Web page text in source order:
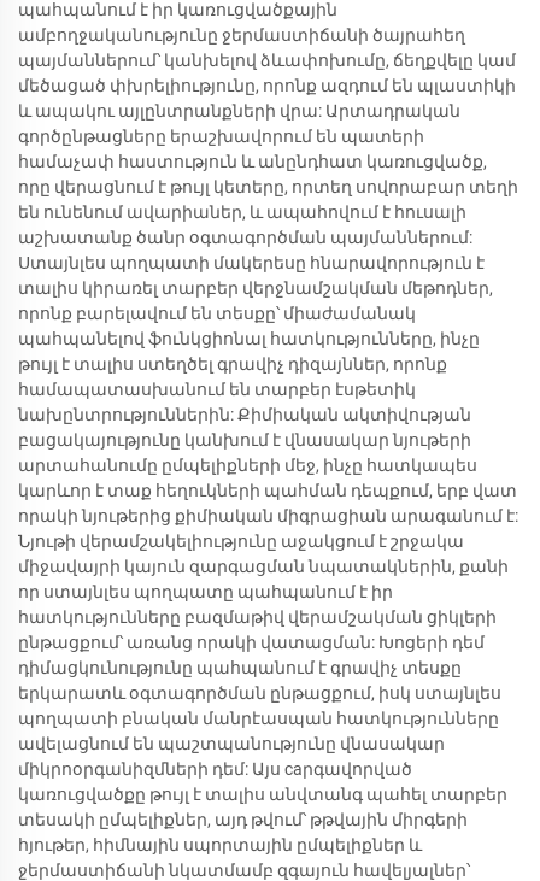
պահպանում է իր կառուցվածքային
ամբողջականությունը ջերմաստիճանի ծայրահեղ
պայմաններում՝ կանխելով ձևափոխումը, ճեղքվելը կամ
մեծացած փխրելիությունը, որոնք ազդում են պլաստիկի
և ապակու այլընտրանքների վրա: Արտադրական
գործընթացները երաշխավորում են պատերի
համաչափ հաստություն և անընդհատ կառուցվածք,
որը վերացնում է թույլ կետերը, որտեղ սովորաբար տեղի
են ունենում ավարիաներ, և ապահովում է հուսալի
աշխատանք ծանր օգտագործման պայմաններում:
Ստայնլես պողպատի մակերեսը հնարավորություն է
տալիս կիրառել տարբեր վերջնամշակման մեթոդներ,
որոնք բարելավում են տեսքը՝ միաժամանակ
պահպանելով ֆունկցիոնալ հատկությունները, ինչը
թույլ է տալիս ստեղծել գրավիչ դիզայններ, որոնք
համապատասխանում են տարբեր էսթետիկ
նախընտրություններին: Քիմիական ակտիվության
բացակայությունը կանխում է վնասակար նյութերի
արտահանումը ըմպելիքների մեջ, ինչը հատկապես
կարևոր է տաք հեղուկների պահման դեպքում, երբ վատ
որակի նյութերից քիմիական միգրացիան արագանում է:
Նյութի վերամշակելիությունը աջակցում է շրջակա
միջավայրի կայուն զարգացման նպատակներին, քանի
որ ստայնլես պողպատը պահպանում է իր
հատկությունները բազմաթիվ վերամշակման ցիկլերի
ընթացքում՝ առանց որակի վատացման: Խոցերի դեմ
դիմացկունությունը պահպանում է գրավիչ տեսքը
երկարատև օգտագործման ընթացքում, իսկ ստայնլես
պողպատի բնական մանրէասպան հատկությունները
ավելացնում են պաշտպանությունը վնասակար
միկրոօրգանիզմների դեմ: Այս caրգավորված
կառուցվածքը թույլ է տալիս անվտանգ պահել տարբեր
տեսակի ըմպելիքներ, այդ թվում՝ թթվային միրգերի
հյութեր, հիմնային սպորտային ըմպելիքներ և
ջերմաստիճանի նկատմամբ զգայուն հավելյալներ՝